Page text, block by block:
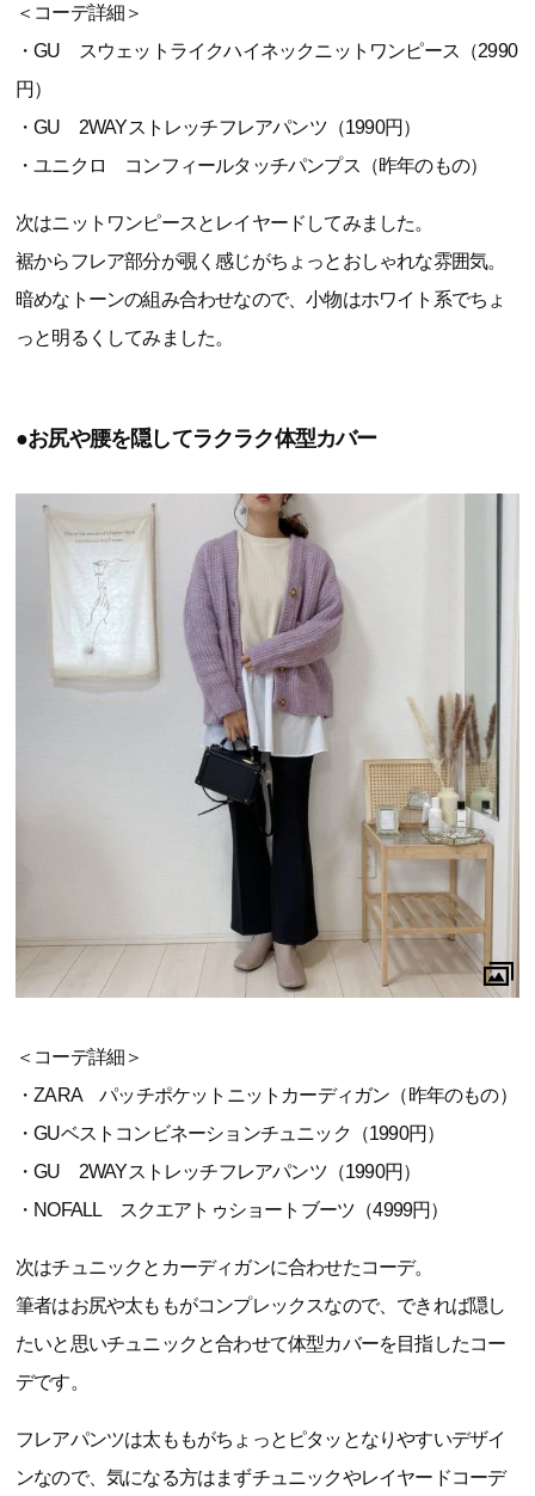
＜コーデ詳細＞
・GU スウェットライクハイネックニットワンピース（2990
円）
・GU 2WAYストレッチフレアパンツ（1990円）
・ユニクロ コンフィールタッチパンプス（昨年のもの）
次はニットワンピースとレイヤードしてみました。
裾からフレア部分が覗く感じがちょっとおしゃれな雰囲気。
暗めなトーンの組み合わせなので、小物はホワイト系でちょ
っと明るくしてみました。
●お尻や腰を隠してラクラク体型カバー
＜コーデ詳細＞
・ZARA パッチポケットニットカーディガン（昨年のもの）
・GUベストコンビネーションチュニック（1990円）
・GU 2WAYストレッチフレアパンツ（1990円）
・NOFALL スクエアトゥショートブーツ（4999円）
次はチュニックとカーディガンに合わせたコーデ。
筆者はお尻や太ももがコンプレックスなので、できれば隠し
たいと思いチュニックと合わせて体型カバーを目指したコー
デです。
フレアパンツは太ももがちょっとピタッとなりやすいデザイ
ンなので、気になる方はまずチュニックやレイヤードコーデ